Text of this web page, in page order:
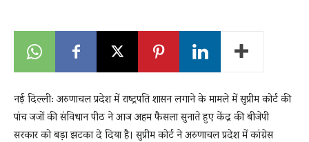
नई दिल्ली: अरुणाचल प्रदेश में राष्ट्रपति शासन लगाने के मामले में सुप्रीम कोर्ट की
पांच जजों की संविधान पीठ ने आज अहम फैसला सुनाते हुए केंद्र की बीजेपी
सरकार को बड़ा झटका दे दिया है। सुप्रीम कोर्ट ने अरुणाचल प्रदेश में कांग्रेस